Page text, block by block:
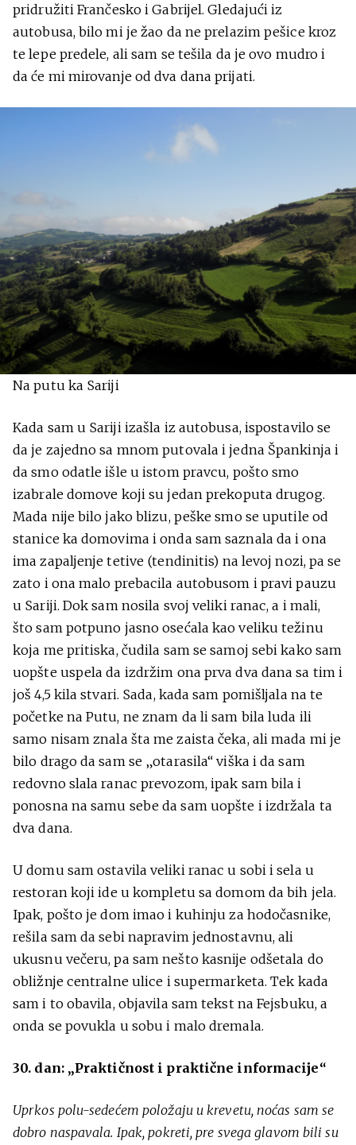
pridružiti Frančesko i Gabrijel. Gledajući iz
autobusa, bilo mi je žao da ne prelazim pešice kroz
te lepe predele, ali sam se tešila da je ovo mudro i
da će mi mirovanje od dva dana prijati.
Na putu ka Sariji
Kada sam u Sariji izašla iz autobusa, ispostavilo se
da je zajedno sa mnom putovala i jedna Špankinja i
da smo odatle išle u istom pravcu, pošto smo
izabrale domove koji su jedan prekoputa drugog.
Mada nije bilo jako blizu, peške smo se uputile od
stanice ka domovima i onda sam saznala da i ona
ima zapaljenje tetive (tendinitis) na levoj nozi, pa se
zato i ona malo prebacila autobusom i pravi pauzu
u Sariji. Dok sam nosila svoj veliki ranac, a i mali,
što sam potpuno jasno osećala kao veliku težinu
koja me pritiska, čudila sam se samoj sebi kako sam
uopšte uspela da izdržim ona prva dva dana sa tim i
još 4,5 kila stvari. Sada, kada sam pomišljala na te
početke na Putu, ne znam da li sam bila luda ili
samo nisam znala šta me zaista čeka, ali mada mi je
bilo drago da sam se „otarasila“ viška i da sam
redovno slala ranac prevozom, ipak sam bila i
ponosna na samu sebe da sam uopšte i izdržala ta
dva dana.
U domu sam ostavila veliki ranac u sobi i sela u
restoran koji ide u kompletu sa domom da bih jela.
Ipak, pošto je dom imao i kuhinju za hodočasnike,
rešila sam da sebi napravim jednostavnu, ali
ukusnu večeru, pa sam nešto kasnije odšetala do
obližnje centralne ulice i supermarketa. Tek kada
sam i to obavila, objavila sam tekst na Fejsbuku, a
onda se povukla u sobu i malo dremala.
30. dan: „Praktičnost i praktične informacije“
Uprkos polu-sedećem položaju u krevetu, noćas sam se
dobro naspavala. Ipak, pokreti, pre svega glavom bili su